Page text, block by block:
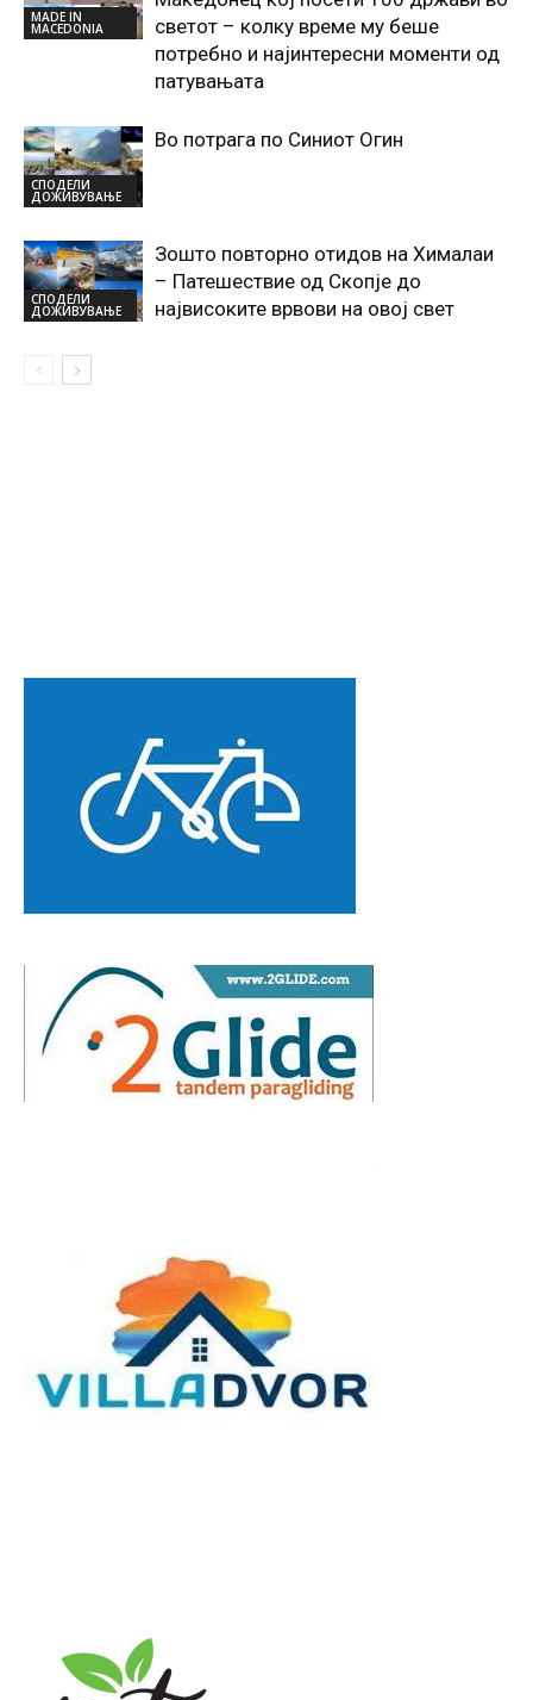
MADE IN
MACEDONIA
светот – колку време му беше
потребно и најинтересни моменти од
патувањата
СПОДЕЛИ
ДОЖИВУВАЊЕ
Во потрага по Синиот Oгин
СПОДЕЛИ
ДОЖИВУВАЊЕ
Зошто повторно отидов на Хималаи
– Патешествие од Скопје до
највисоките врвови на овој свет